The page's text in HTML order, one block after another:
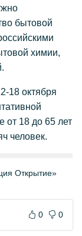
бытовой
химии,
18 октября
от 18 до 65 лет
человек.
Открытие»
0 0